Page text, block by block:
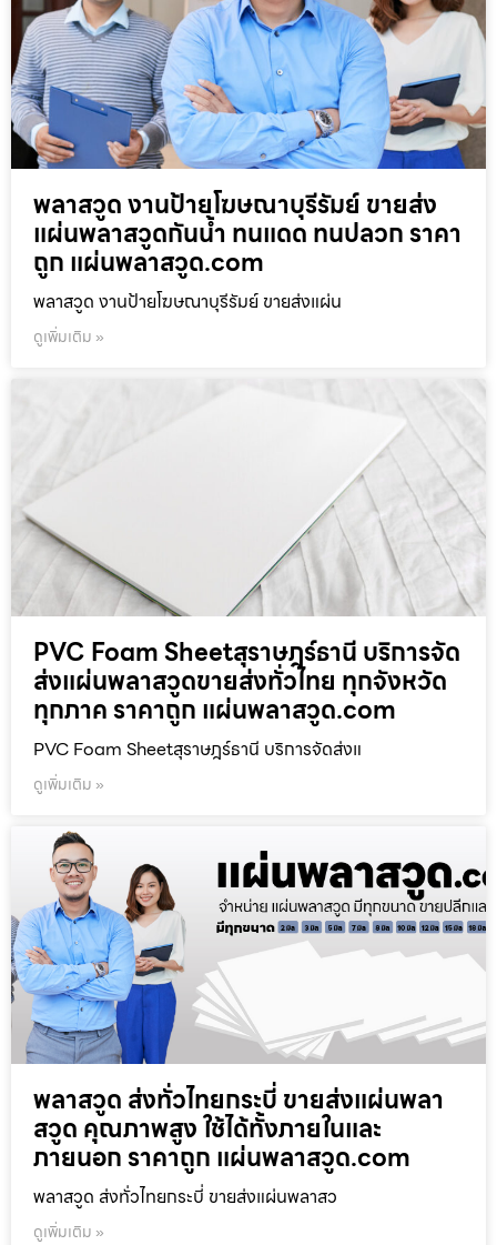
พลาสวูด งานป้ายโฆษณาบุรีรัมย์ ขายส่ง
แผ่นพลาสวูดกันน้ำ ทนแดด ทนปลวก ราคา
ถูก แผ่นพลาสวูด.com
พลาสวูด งานป้ายโฆษณาบุรีรัมย์ ขายส่งแผ่น
ดูเพิ่มเติม »
PVC Foam Sheetสุราษฎร์ธานี บริการจัด
ส่งแผ่นพลาสวูดขายส่งทั่วไทย ทุกจังหวัด
ทุกภาค ราคาถูก แผ่นพลาสวูด.com
PVC Foam Sheetสุราษฎร์ธานี บริการจัดส่งแ
ดูเพิ่มเติม »
พลาสวูด ส่งทั่วไทยกระบี่ ขายส่งแผ่นพลา
สวูด คุณภาพสูง ใช้ได้ทั้งภายในและ
ภายนอก ราคาถูก แผ่นพลาสวูด.com
พลาสวูด ส่งทั่วไทยกระบี่ ขายส่งแผ่นพลาสว
ดูเพิ่มเติม »